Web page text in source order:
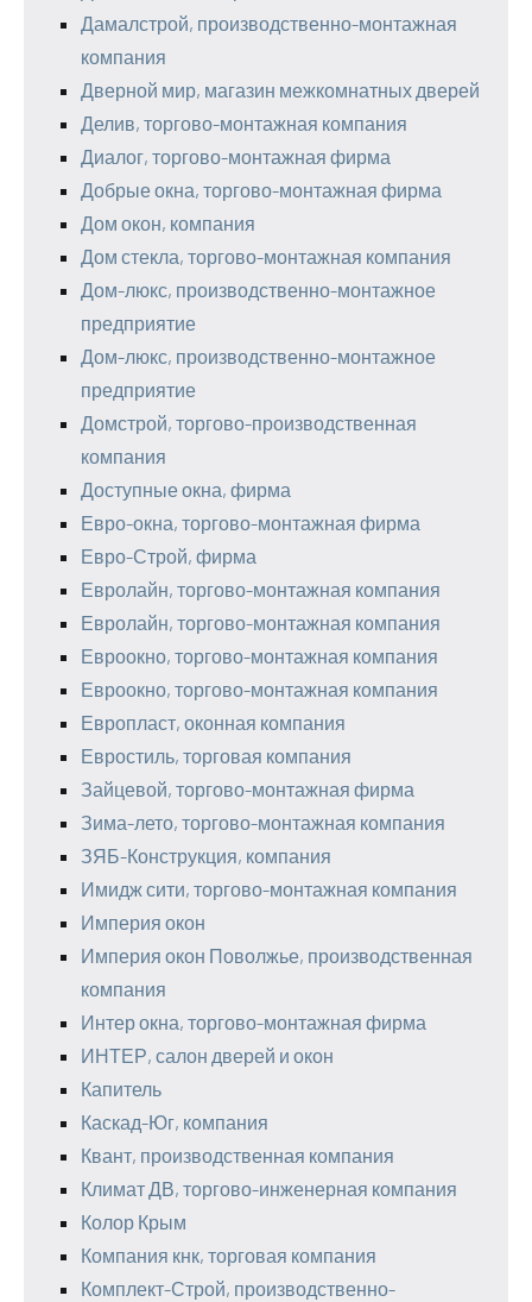
Дамалстрой, производственно-монтажная
компания
Дверной мир, магазин межкомнатных дверей
Делив, торгово-монтажная компания
Диалог, торгово-монтажная фирма
Добрые окна, торгово-монтажная фирма
Дом окон, компания
Дом стекла, торгово-монтажная компания
Дом-люкс, производственно-монтажное
предприятие
Дом-люкс, производственно-монтажное
предприятие
Домстрой, торгово-производственная
компания
Доступные окна, фирма
Евро-окна, торгово-монтажная фирма
Евро-Строй, фирма
Евролайн, торгово-монтажная компания
Евролайн, торгово-монтажная компания
Евроокно, торгово-монтажная компания
Евроокно, торгово-монтажная компания
Европласт, оконная компания
Евростиль, торговая компания
Зайцевой, торгово-монтажная фирма
Зима-лето, торгово-монтажная компания
ЗЯБ-Конструкция, компания
Имидж сити, торгово-монтажная компания
Империя окон
Империя окон Поволжье, производственная
компания
Интер окна, торгово-монтажная фирма
ИНТЕР, салон дверей и окон
Капитель
Каскад-Юг, компания
Квант, производственная компания
Климат ДВ, торгово-инженерная компания
Колор Крым
Компания кнк, торговая компания
Комплект-Строй, производственно-